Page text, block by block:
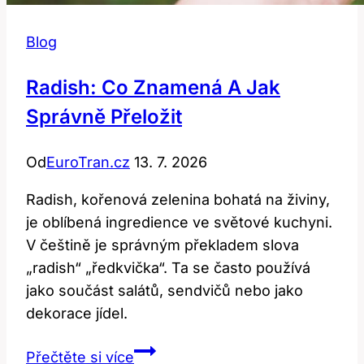
Blog
Radish: Co Znamená A Jak
Správně Přeložit
OdEuroTran.cz 13. 7. 2026
Radish, kořenová zelenina bohatá na živiny,
je oblíbená ingredience ve světové kuchyni.
V češtině je správným překladem slova
„radish“ „ředkvička“. Ta se často používá
jako součást salátů, sendvičů nebo jako
dekorace jídel.
Přečtěte si víceRadish: